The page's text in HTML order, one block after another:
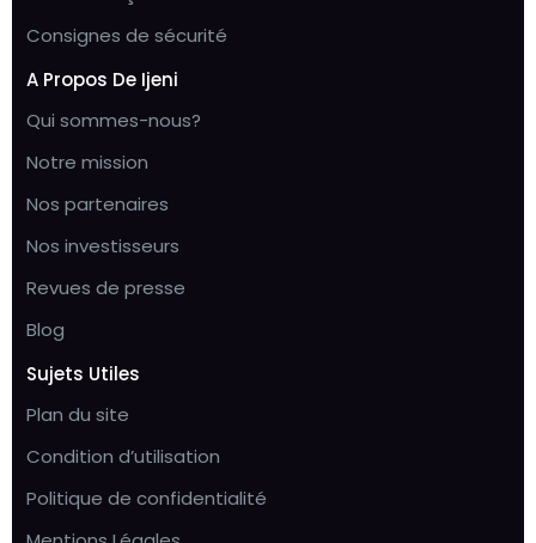
Consignes de sécurité
A Propos De Ijeni
Qui sommes-nous?
Notre mission
Nos partenaires
Nos investisseurs
Revues de presse
Blog
Sujets Utiles
Plan du site
Condition d’utilisation
Politique de confidentialité